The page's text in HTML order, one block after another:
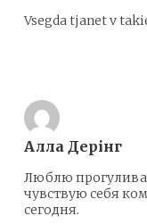
Vsegda tjanet v
Алла Дерінг
Люблю
чувствую себя
сегодня.